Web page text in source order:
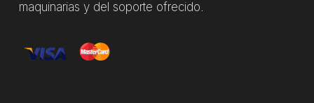
maquinarias y del soporte ofrecido.